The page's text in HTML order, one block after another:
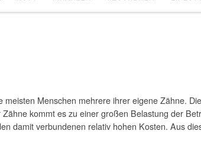
meisten Menschen mehrere ihrer eigene Zähne.
kommt es zu einer großen Belastung der
damit verbundenen relativ hohen Kosten. Aus